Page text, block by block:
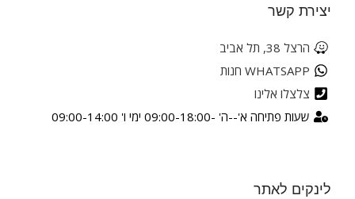
יצירת קשר
הרצל 38, תל אביב
WHATSAPP חנות
צלצלו אלינו
שעות פתיחה א'--ה' -09:00-18:00 ימי ו' 09:00-14:00
לינקים לאתר